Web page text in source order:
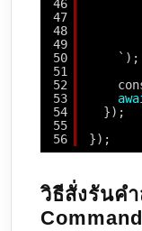
46
47
48
49
50
51
52
53
54
55
56
`);
});
});
วิธีสั่งรันค